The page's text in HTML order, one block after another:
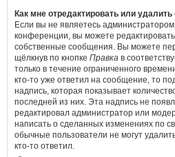
Как мне отредактировать или
Если вы не являетесь
конференции, вы можете редактировать
собственные сообщения. Вы можете
щёлкнув по кнопке Правка в
только в течение ограниченного
кто-то уже ответил на сообщение, то
надпись, которая показывает
последней из них. Эта надпись не
редактировал администратор или
написать о сделанных изменениях по
обычные пользователи не могут
кто-то ответил.